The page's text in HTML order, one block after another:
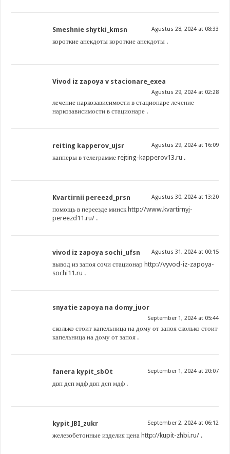
Smeshnie shytki_kmsn Agustus 28, 2024 at 08:33
короткие анекдотыкороткие анекдоты .
Vivod iz zapoya v stacionare_exea
Agustus 29, 2024 at 02:28
лечение наркозависимости в стационарелечение
наркозависимости в стационаре .
reiting kapperov_ujsr Agustus 29, 2024 at 16:09
капперы в телеграммеrejting-kapperov13.ru .
Kvartirnii pereezd_prsn Agustus 30, 2024 at 13:20
помощь в переезде минск http://www.kvartirnyj-
pereezd11.ru/ .
vivod iz zapoya sochi_ufsn Agustus 31, 2024 at 00:15
вывод из запоя сочи стационар http://vyvod-iz-zapoya-
sochi11.ru .
snyatie zapoya na domy_juor
September 1, 2024 at 05:44
сколько стоит капельница на дому от запоясколько стоит
капельница на дому от запоя .
fanera kypit_sbOt September 1, 2024 at 20:07
двп дсп мдфдвп дсп мдф .
kypit JBI_zukr September 2, 2024 at 06:12
железобетонные изделия цена http://kupit-zhbi.ru/ .